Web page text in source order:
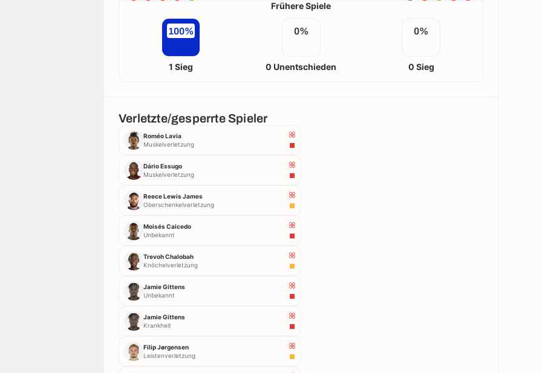
Frühere Spiele
100%
1 Sieg
0%
0 Unentschieden
0%
0 Sieg
Verletzte/gesperrte Spieler
Roméo Lavia
Muskelverletzung
Dário Essugo
Muskelverletzung
Reece Lewis James
Oberschenkelverletzung
Moisés Caicedo
Unbekannt
Trevoh Chalobah
Knöchelverletzung
Jamie Gittens
Unbekannt
Jamie Gittens
Krankheit
Filip Jørgensen
Leistenverletzung